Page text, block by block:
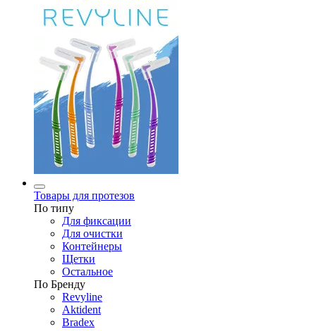
Товары для протезов
По типу
Для фиксации
Для очистки
Контейнеры
Щетки
Остальное
По Бренду
Revyline
Aktident
Bradex